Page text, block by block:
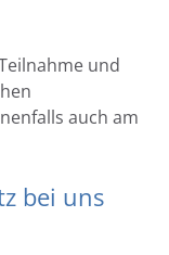
und
auch am
bei uns